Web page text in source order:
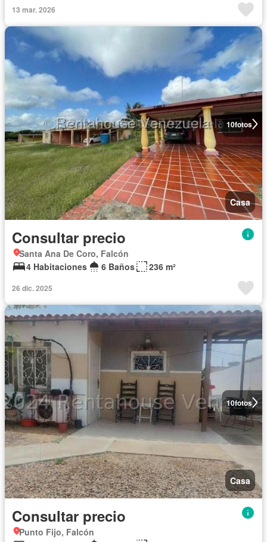
13 mar. 2026
10fotos
Casa
Consultar precio
Santa Ana De Coro, Falcón
4 Habitaciones
6 Baños 236 m²
26 dic. 2025
10fotos
Casa
Consultar precio
Punto Fijo, Falcón